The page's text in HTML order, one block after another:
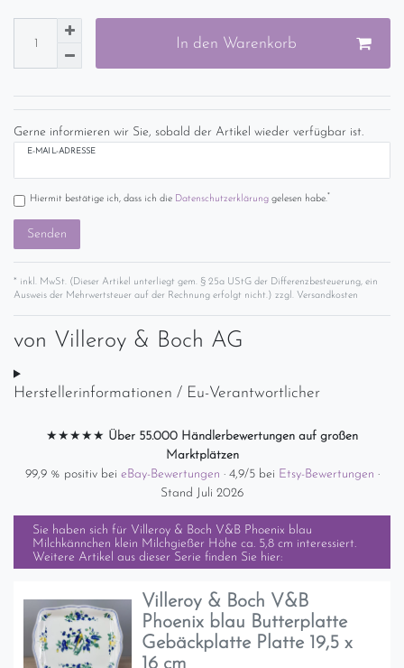
In den Warenkorb
Gerne informieren wir Sie, sobald der Artikel wieder verfügbar ist.
E-MAIL-ADRESSE
Hiermit bestätige ich, dass ich die Daten­schutz­erklärunggelesen habe.*
Senden
* inkl. MwSt. (Dieser Artikel unterliegt gem. § 25a UStG der Differenzbesteuerung, ein
Ausweis der Mehrwertsteuer auf der Rechnung erfolgt nicht.) zzgl. Versandkosten
von Villeroy & Boch AG
Herstellerinformationen / Eu-Verantwortlicher
★★★★★ Über 55.000 Händlerbewertungen auf großen
Marktplätzen
99,9 % positiv bei eBay-Bewertungen · 4,9/5 bei Etsy-Bewertungen ·
Stand Juli 2026
Sie haben sich für Villeroy & Boch V&B Phoenix blau
Milchkännchen klein Milchgießer Höhe ca. 5,8 cm interessiert.
Weitere Artikel aus dieser Serie finden Sie hier:
Villeroy & Boch V&B
Phoenix blau Butterplatte
Gebäckplatte Platte 19,5 x
16 cm